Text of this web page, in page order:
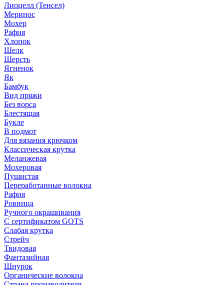
Лиоцелл (Тенсел)
Меринос
Мохер
Рафия
Хлопок
Шелк
Шерсть
Ягненок
Як
Бамбук
Вид пряжи
Без ворса
Блестящая
Букле
В подмот
Для вязания крючком
Классическая крутка
Меланжевая
Мохеровая
Пушистая
Переработанные волокна
Рафия
Ровница
Ручного окрашивания
С сертификатом GOTS
Слабая крутка
Стрейч
Твидовая
Фантазийная
Шнурок
Органические волокна